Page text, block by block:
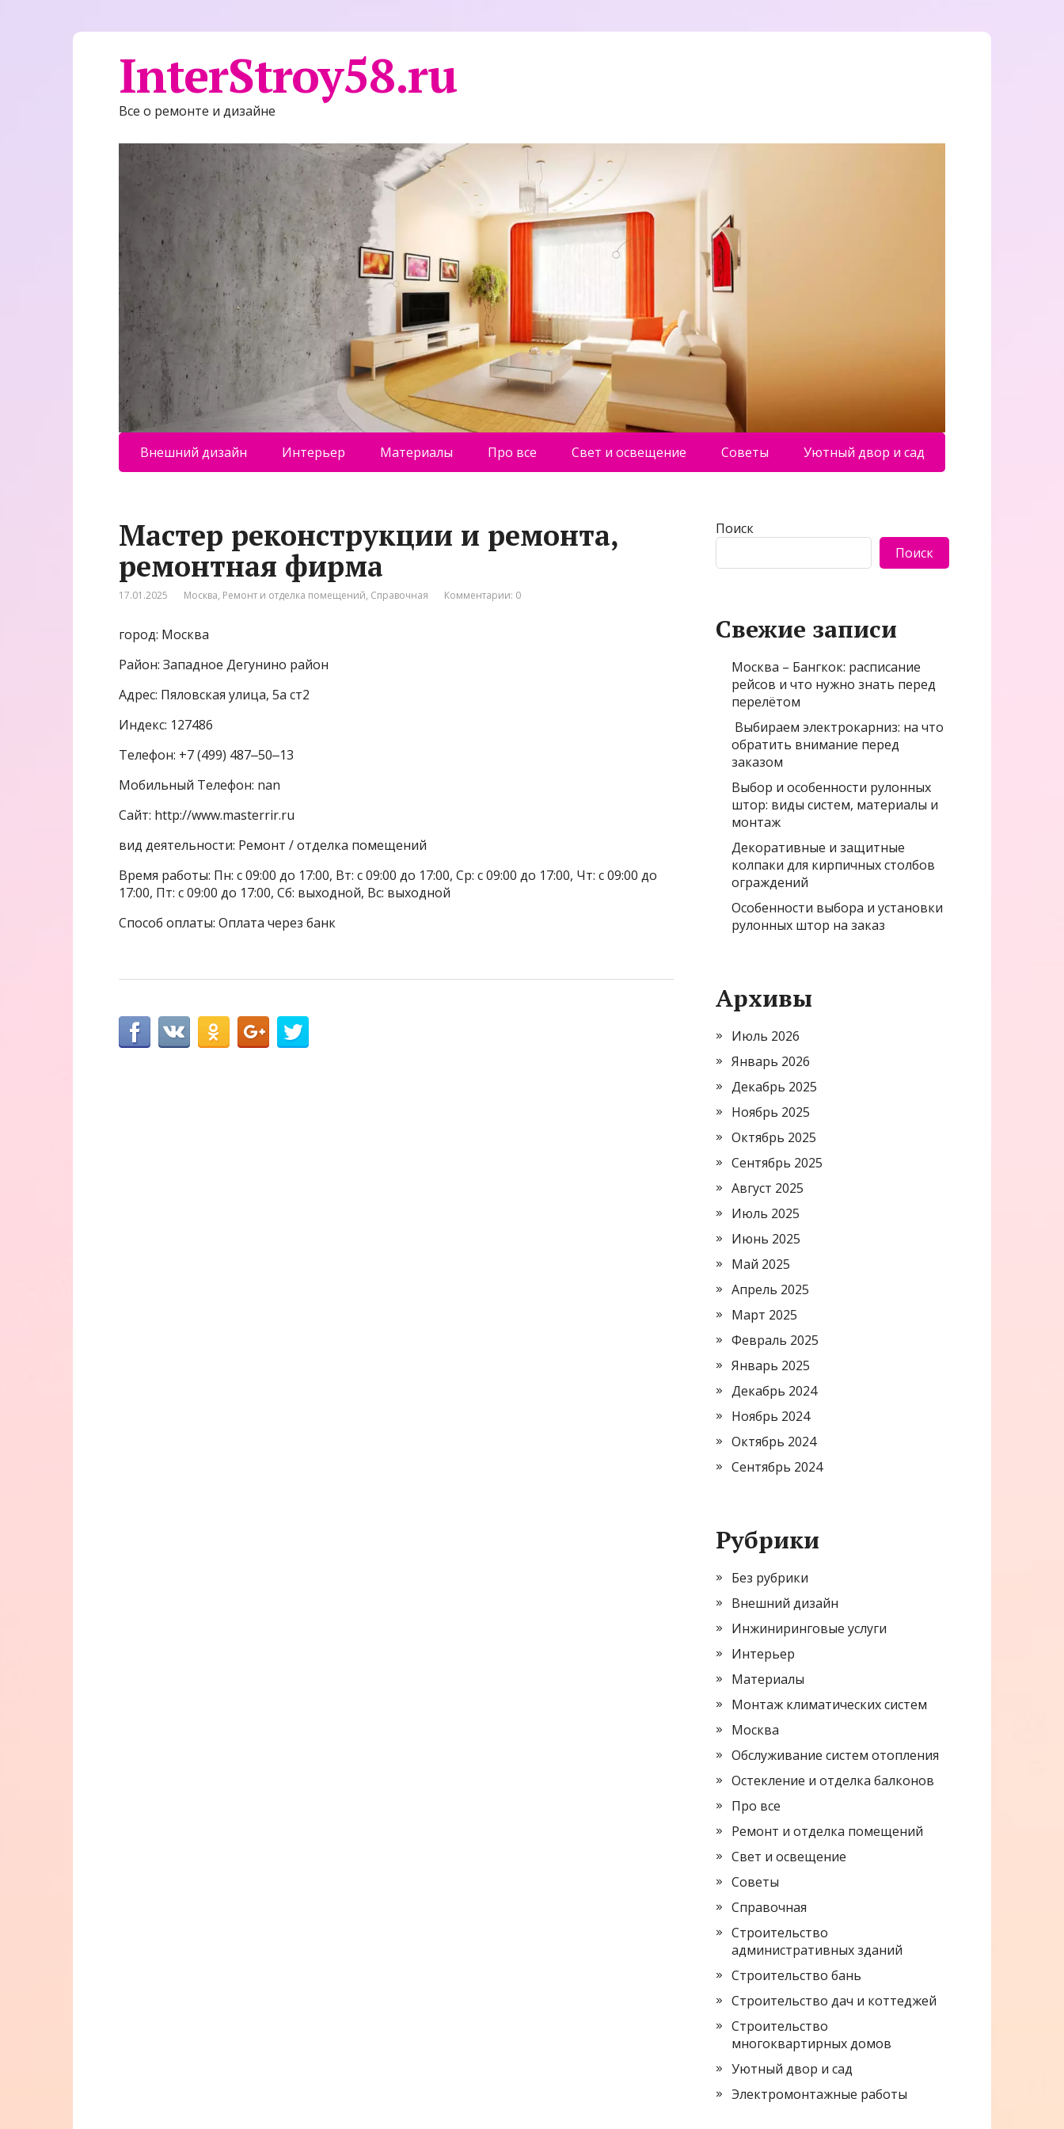
InterStroy58.ru
Все о ремонте и дизайне
Внешний дизайн Интерьер Материалы Про все Свет и освещение Советы Уютный двор и сад
Мастер реконструкции и ремонта,
ремонтная фирма
17.01.2025 Москва, Ремонт и отделка помещений, Справочная Комментарии: 0
город: Москва
Район: Западное Дегунино район
Адрес: Пяловская улица, 5а ст2
Индекс: 127486
Телефон: +7 (499) 487‒50‒13
Мобильный Телефон: nan
Сайт: http://www.masterrir.ru
вид деятельности: Ремонт / отделка помещений
Время работы: Пн: с 09:00 до 17:00, Вт: с 09:00 до 17:00, Ср: с 09:00 до 17:00, Чт: с 09:00 до
17:00, Пт: с 09:00 до 17:00, Сб: выходной, Вс: выходной
Способ оплаты: Оплата через банк
Поиск
Поиск
Свежие записи
Москва – Бангкок: расписание
рейсов и что нужно знать перед
перелётом
Выбираем электрокарниз: на что
обратить внимание перед
заказом
Выбор и особенности рулонных
штор: виды систем, материалы и
монтаж
Декоративные и защитные
колпаки для кирпичных столбов
ограждений
Особенности выбора и установки
рулонных штор на заказ
Архивы
Июль 2026
Январь 2026
Декабрь 2025
Ноябрь 2025
Октябрь 2025
Сентябрь 2025
Август 2025
Июль 2025
Июнь 2025
Май 2025
Апрель 2025
Март 2025
Февраль 2025
Январь 2025
Декабрь 2024
Ноябрь 2024
Октябрь 2024
Сентябрь 2024
Рубрики
Без рубрики
Внешний дизайн
Инжиниринговые услуги
Интерьер
Материалы
Монтаж климатических систем
Москва
Обслуживание систем отопления
Остекление и отделка балконов
Про все
Ремонт и отделка помещений
Свет и освещение
Советы
Справочная
Строительство
административных зданий
Строительство бань
Строительство дач и коттеджей
Строительство
многоквартирных домов
Уютный двор и сад
Электромонтажные работы